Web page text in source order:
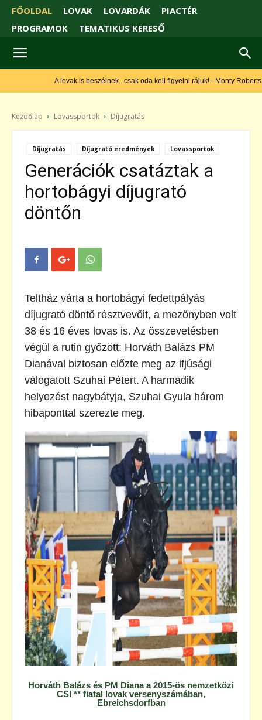
FŐOLDAL LOVAK LOVARDÁK
PIACTÉR
PROGRAMOK
TEMATIKUS KERESŐ
A lovak is beszélnek...csak oda kell figyelni rájuk! - Monty Roberts
Kezdőlap Lovassportok Díjugratás
Díjugratás Díjugrató eredmények Lovassportok
Generációk csatáztak a
hortobágyi díjugrató
döntőn
Teltház várta a hortobágyi fedettpályás
díjugrató döntő résztvevőit, a mezőnyben volt
38 és 16 éves lovas is. Az összevetésben
végül a rutin győzött: Horváth Balázs PM
Dianával biztosan előzte meg az ifjúsági
válogatott Szuhai Pétert. A harmadik
helyezést nagybátyja, Szuhai Gyula három
hibaponttal szerezte meg.
Horváth Balázs és PM Diana a 2015-ös nemzetközi
CSI ** fiatal lovak versenyszámában,
Ebreichsdorfban